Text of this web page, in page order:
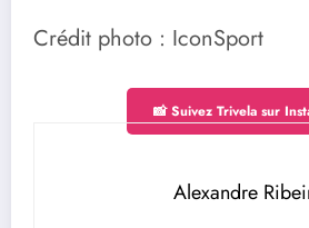
Crédit photo : IconSport
📸 Suivez Trivela sur
Alexandre